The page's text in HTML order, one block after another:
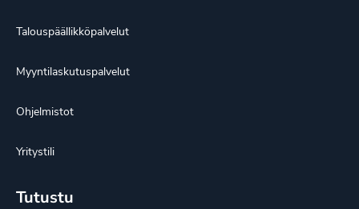
Talouspäällikköpalvelut
Myyntilaskutuspalvelut
Ohjelmistot
Yritystili
Tutustu